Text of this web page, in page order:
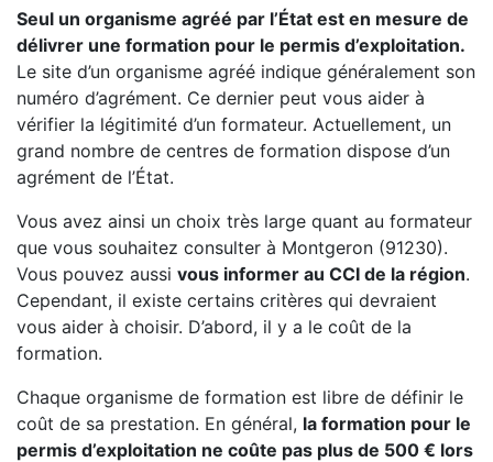
Seul un organisme agréé par l’État est en mesure de
délivrer une formation pour le permis d’exploitation.
Le site d’un organisme agréé indique généralement son
numéro d’agrément. Ce dernier peut vous aider à
vérifier la légitimité d’un formateur. Actuellement, un
grand nombre de centres de formation dispose d’un
agrément de l’État.
Vous avez ainsi un choix très large quant au formateur
que vous souhaitez consulter à Montgeron (91230).
Vous pouvez aussi vous informer au CCI de la région.
Cependant, il existe certains critères qui devraient
vous aider à choisir. D’abord, il y a le coût de la
formation.
Chaque organisme de formation est libre de définir le
coût de sa prestation. En général, la formation pour le
permis d’exploitation ne coûte pas plus de 500 € lors